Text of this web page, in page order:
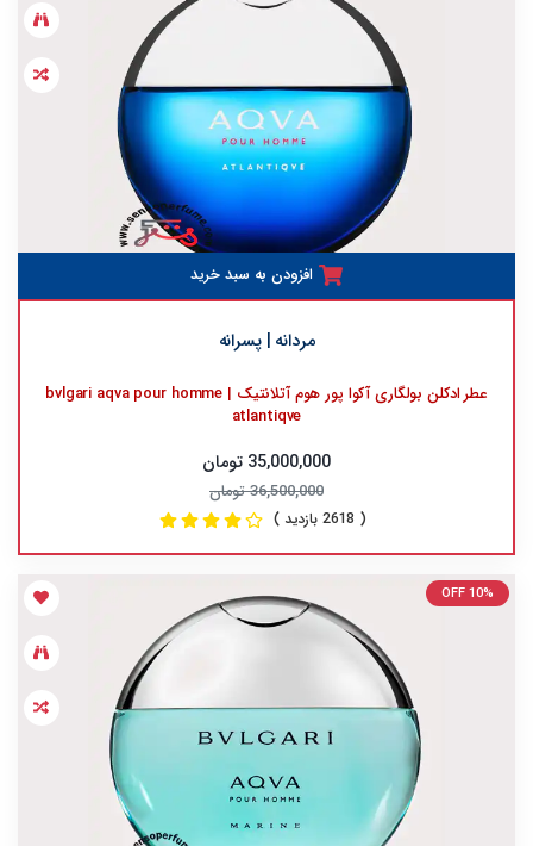
افزودن به سبد خرید
مردانه | پسرانه
عطر ادکلن بولگاری آکوا پور هوم آتلانتیک | bvlgari aqva pour homme
atlantiqve
35,000,000 تومان
36,500,000 تومان
( 2618 بازدید )
OFF 10%